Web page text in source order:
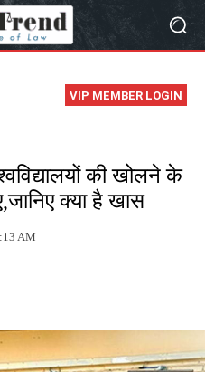
VIP MEMBER LOGIN
की खोलने के
क्या है खास
AM